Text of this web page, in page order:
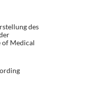
des
of Medical